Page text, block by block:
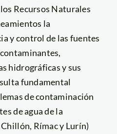
Recursos Naturales
la
y control de las fuentes
hidrográficas y sus
fundamental
de contaminación
de agua de la
Rímac y Lurín)